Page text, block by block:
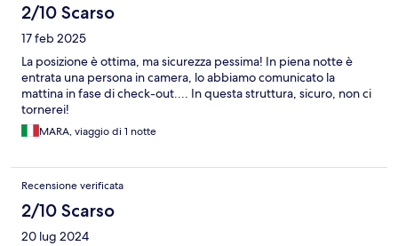
2/10 Scarso
17 feb 2025
La posizione è ottima, ma sicurezza pessima! In piena notte è
entrata una persona in camera, lo abbiamo comunicato la
mattina in fase di check-out.... In questa struttura, sicuro, non ci
tornerei!
MARA, viaggio di 1 notte
Recensione verificata
2/10 Scarso
20 lug 2024